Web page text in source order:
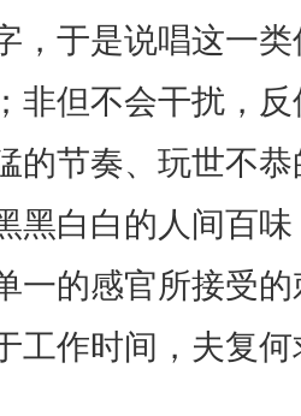
，于是说唱这一
非但不会干扰，
的节奏、玩世不
黑白白的人间百
一的感官所接受
工作时间，夫复